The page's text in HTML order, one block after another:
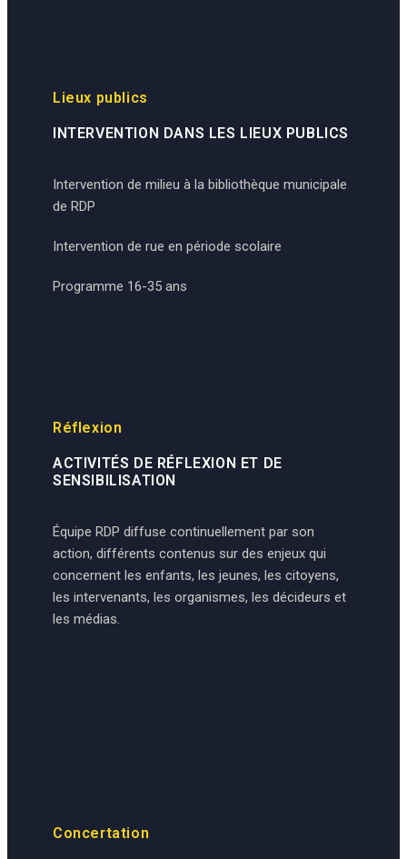
Lieux publics
INTERVENTION DANS LES LIEUX PUBLICS
Intervention de milieu à la bibliothèque municipale
de RDP
Intervention de rue en période scolaire
Programme 16-35 ans
Réflexion
ACTIVITÉS DE RÉFLEXION ET DE
SENSIBILISATION
Équipe RDP diffuse continuellement par son
action, différents contenus sur des enjeux qui
concernent les enfants, les jeunes, les citoyens,
les intervenants, les organismes, les décideurs et
les médias.
Concertation